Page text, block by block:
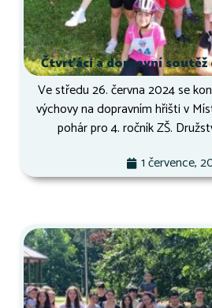
Čtvrťáci a dopravní
Ve středu 26. června 2024 se
výchovy na dopravním hřišti v
pohár pro 4. ročník ZŠ.
1 července,